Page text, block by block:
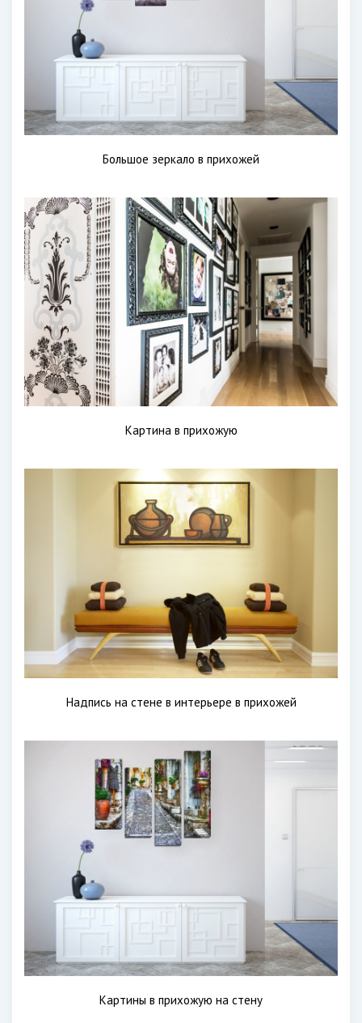
Большое зеркало в прихожей
Картина в прихожую
Надпись на стене в интерьере в прихожей
Картины в прихожую на стену